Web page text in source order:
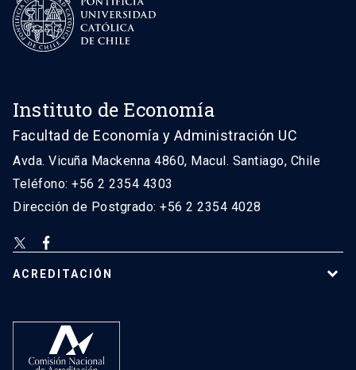
Instituto de Economía
Facultad de Economía y Administración UC
Avda. Vicuña Mackenna 4860, Macul. Santiago, Chile
Teléfono: +56 2 2354 4303
Dirección de Postgrado: +56 2 2354 4028
ACREDITACIÓN